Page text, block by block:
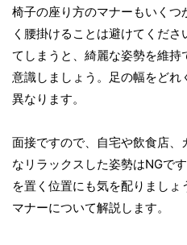
椅子の座り方のマナーもいく
く腰掛けることは避けてくだ
てしまうと、綺麗な姿勢を維持
意識しましょう。足の幅をど
異なります。
面接ですので、自宅や飲食店、
なリラックスした姿勢はNGで
を置く位置にも気を配りまし
マナーについて解説します。